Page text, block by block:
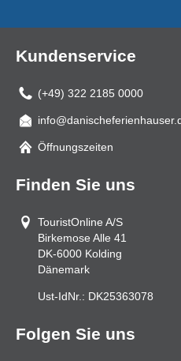
Kundenservice
(+49) 322 2185 0000
Mail
Öffnungszeiten
Finden Sie uns
TouristOnline A/S
Birkemose Alle 41
DK-6000 Kolding
Dänemark
Ust-IdNr.: DK25363078
Folgen Sie uns